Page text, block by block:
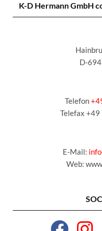
K-D Hermann GmbH
D-
Telefon
Telefax
E-Mail:
Web: